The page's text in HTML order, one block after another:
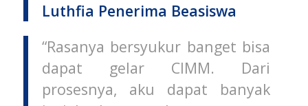
Luthfia Penerima Beasiswa
“Rasanya bersyukur banget bisa
dapat gelar CIMM. Dari
prosesnya, aku dapat banyak